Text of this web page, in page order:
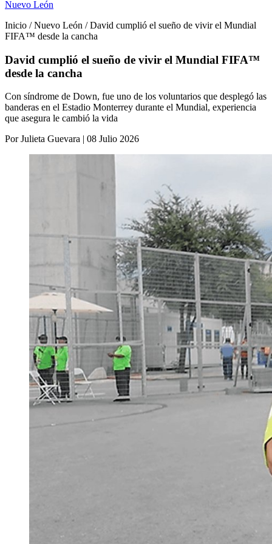
Nuevo León
Inicio / Nuevo León / David cumplió el sueño de vivir el Mundial
FIFA™ desde la cancha
David cumplió el sueño de vivir el Mundial FIFA™
desde la cancha
Con síndrome de Down, fue uno de los voluntarios que desplegó las
banderas en el Estadio Monterrey durante el Mundial, experiencia
que asegura le cambió la vida
Por Julieta Guevara | 08 Julio 2026